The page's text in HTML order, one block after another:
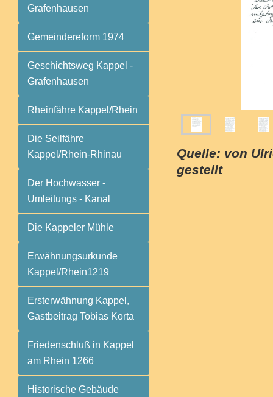
Grafenhausen
Gemeindereform 1974
Geschichtsweg Kappel -
Grafenhausen
Rheinfähre Kappel/Rhein
Die Seilfähre
Kappel/Rhein-Rhinau
Der Hochwasser -
Umleitungs - Kanal
Die Kappeler Mühle
Erwähnungsurkunde
Kappel/Rhein1219
Ersterwähnung Kappel,
Gastbeitrag Tobias Korta
Friedenschluß in Kappel
am Rhein 1266
Historische Gebäude
Quelle: von
gestellt